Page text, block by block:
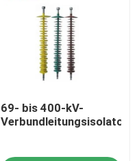
69- bis 400-kV-
Verbundleitungsisolator